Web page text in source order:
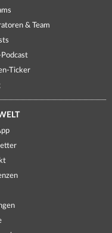
& Team
Ticker